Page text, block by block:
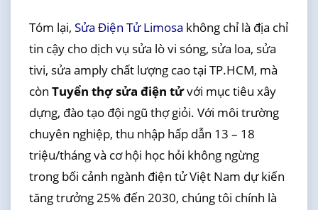
Tóm lại, Sửa Điện Tử Limosa không chỉ là địa chỉ
tin cậy cho dịch vụ sửa lò vi sóng, sửa loa, sửa
tivi, sửa amply chất lượng cao tại TP.HCM, mà
còn Tuyển thợ sửa điện tửvới mục tiêu xây
dựng, đào tạo đội ngũ thợ giỏi. Với môi trường
chuyên nghiệp, thu nhập hấp dẫn 13 – 18
triệu/tháng và cơ hội học hỏi không ngừng
trong bối cảnh ngành điện tử Việt Nam dự kiến
tăng trưởng 25% đến 2030, chúng tôi chính là